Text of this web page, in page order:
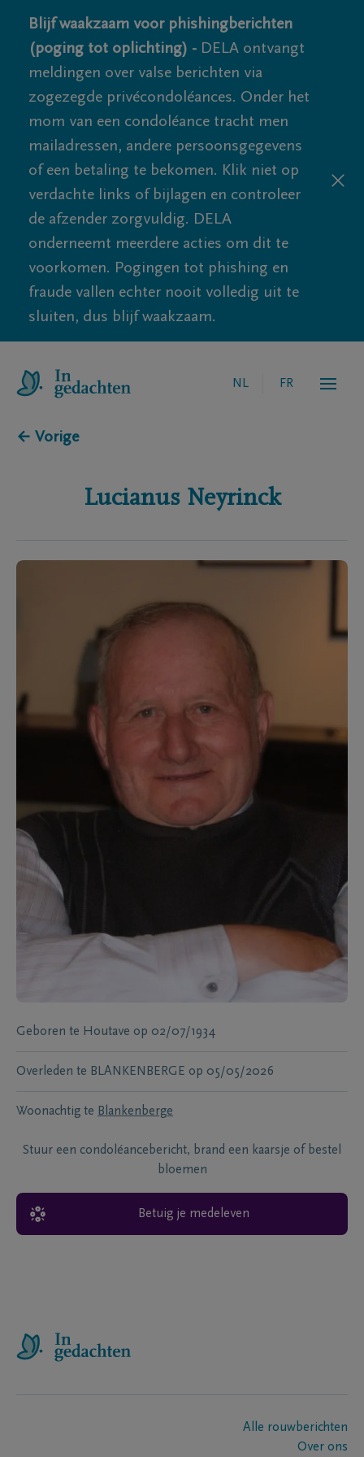
Blijf waakzaam voor phishingberichten
(poging tot oplichting) - DELA ontvangt
meldingen over valse berichten via
zogezegde privécondoléances. Onder het
mom van een condoléance tracht men
mailadressen, andere persoonsgegevens
of een betaling te bekomen. Klik niet op
verdachte links of bijlagen en controleer
de afzender zorgvuldig. DELA
onderneemt meerdere acties om dit te
voorkomen. Pogingen tot phishing en
fraude vallen echter nooit volledig uit te
sluiten, dus blijf waakzaam.
NL FR
← Vorige
Lucianus Neyrinck
Geboren te Houtave op 02/07/1934
Overleden te BLANKENBERGE op 05/05/2026
Woonachtig te Blankenberge
Stuur een condoléancebericht, brand een kaarsje of bestel
bloemen
Betuig je medeleven
Alle rouwberichten
Over ons